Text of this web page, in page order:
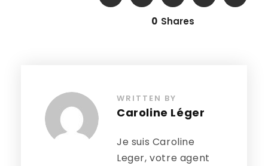
0 Shares
WRITTEN BY
Caroline Léger
Je suis Caroline
Leger, votre agent